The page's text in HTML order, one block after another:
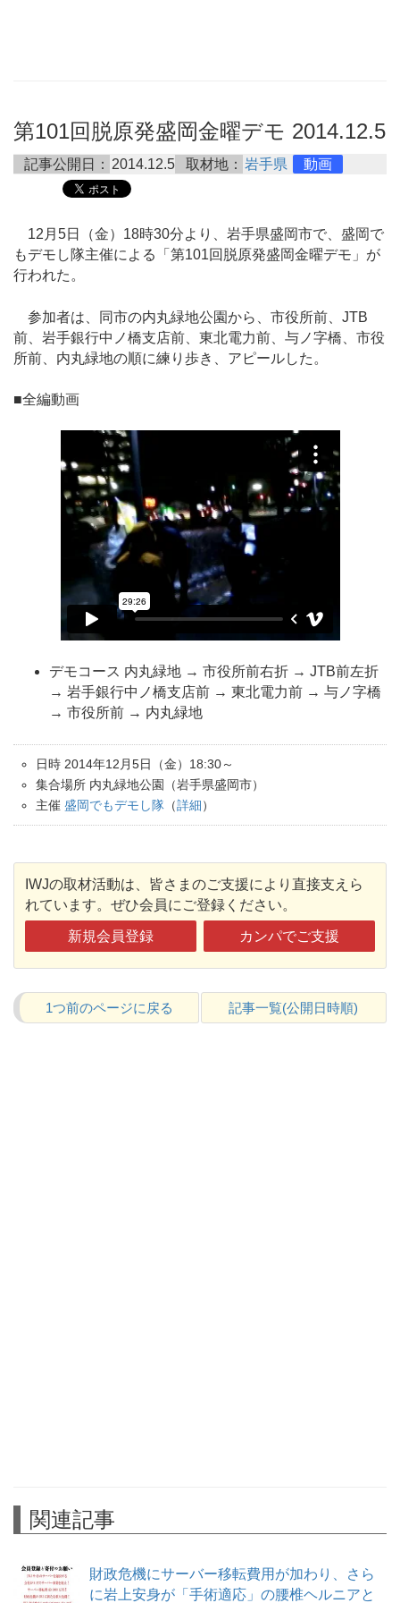
第101回脱原発盛岡金曜デモ 2014.12.5
記事公開日： 2014.12.5 取材地： 岩手県 動画
12月5日（金）18時30分より、岩手県盛岡市で、盛岡で
もデモし隊主催による「第101回脱原発盛岡金曜デモ」が
行われた。
参加者は、同市の内丸緑地公園から、市役所前、JTB
前、岩手銀行中ノ橋支店前、東北電力前、与ノ字橋、市役
所前、内丸緑地の順に練り歩き、アピールした。
■全編動画
デモコース 内丸緑地 → 市役所前右折 → JTB前左折
→ 岩手銀行中ノ橋支店前 → 東北電力前 → 与ノ字橋
→ 市役所前 → 内丸緑地
日時 2014年12月5日（金）18:30～
集合場所 内丸緑地公園（岩手県盛岡市）
主催 盛岡でもデモし隊 （詳細）
IWJの取材活動は、皆さまのご支援により直接支えら
れています。ぜひ会員にご登録ください。
新規会員登録 カンパでご支援
1つ前のページに戻る 記事一覧(公開日時順)
関連記事
財政危機にサーバー移転費用が加わり、さら
に岩上安身が「手術適応」の腰椎ヘルニアと